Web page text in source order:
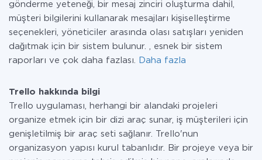
gönderme yeteneği, bir mesaj zinciri oluşturma dahil,
müşteri bilgilerini kullanarak mesajları kişiselleştirme
seçenekleri, yöneticiler arasında olası satışları yeniden
dağıtmak için bir sistem bulunur. , esnek bir sistem
raporları ve çok daha fazlası.
Daha fazla
Trello hakkında bilgi
Trello uygulaması, herhangi bir alandaki projeleri
organize etmek için bir dizi araç sunar, iş müşterileri için
genişletilmiş bir araç seti sağlanır. Trello'nun
organizasyon yapısı kurul tabanlıdır. Bir projeye veya bir